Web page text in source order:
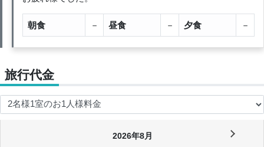
朝食 － 昼食 － 夕食 －
旅行代金
2026年8月